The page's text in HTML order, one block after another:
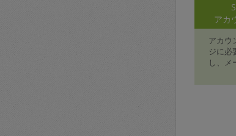
アカ
アカウ
ジに必
し、メ